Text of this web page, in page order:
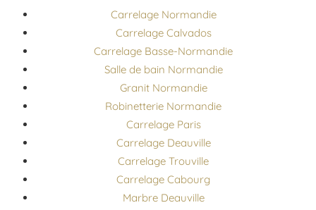
Carrelage Normandie
Carrelage Calvados
Carrelage Basse-Normandie
Salle de bain Normandie
Granit Normandie
Robinetterie Normandie
Carrelage Paris
Carrelage Deauville
Carrelage Trouville
Carrelage Cabourg
Marbre Deauville